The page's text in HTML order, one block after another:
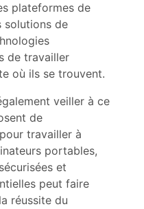
plateformes de
solutions de
de travailler
où ils se trouvent.
veiller à ce
de
travailler à
portables,
et
peut faire
réussite du